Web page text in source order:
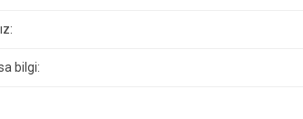
bilgi: